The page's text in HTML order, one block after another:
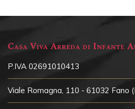
Casa Viva Arreda di Infante
P.IVA 02691010413
Viale Romagna, 110 - 61032 Fano